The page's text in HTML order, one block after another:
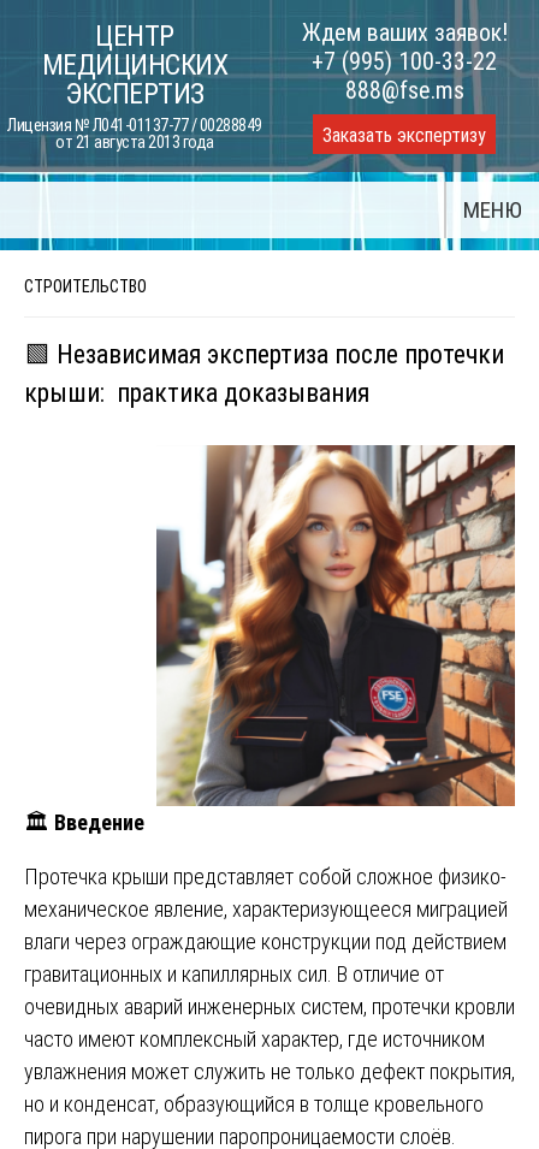
content
ЦЕНТР
МЕДИЦИНСКИХ
ЭКСПЕРТИЗ
Лицензия № Л041-01137-77 / 00288849
от 21 августа 2013 года
Ждем ваших заявок!
+7 (995) 100-33-22
888@fse.ms
Заказать экспертизу
МЕНЮ
СТРОИТЕЛЬСТВО
🟩 Независимая экспертиза после протечки
крыши: практика доказывания
🏛️ Введение
Протечка крыши представляет собой сложное физико-
механическое явление, характеризующееся миграцией
влаги через ограждающие конструкции под действием
гравитационных и капиллярных сил. В отличие от
очевидных аварий инженерных систем, протечки кровли
часто имеют комплексный характер, где источником
увлажнения может служить не только дефект покрытия,
но и конденсат, образующийся в толще кровельного
пирога при нарушении паропроницаемости слоёв.